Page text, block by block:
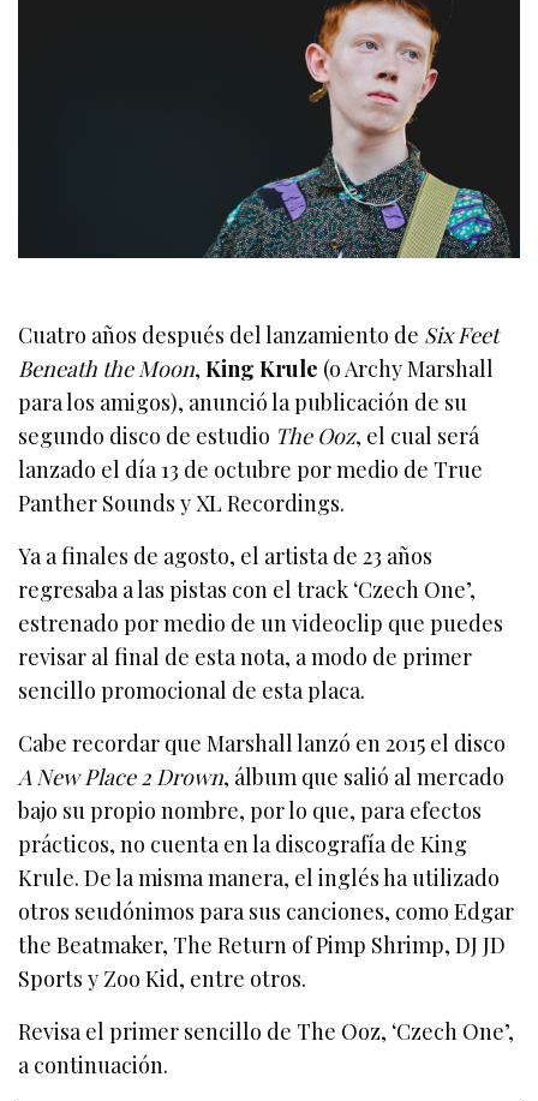
Cuatro años después del lanzamiento de Six Feet
Beneath the Moon,King Krule (o Archy Marshall
para los amigos), anunció la publicación de su
segundo disco de estudio The Ooz, el cual será
lanzado el día 13 de octubre por medio de True
Panther Sounds y XL Recordings.
Ya a finales de agosto, el artista de 23 años
regresaba a las pistas con el track ‘Czech One’,
estrenado por medio de un videoclip que puedes
revisar al final de esta nota, a modo de primer
sencillo promocional de esta placa.
Cabe recordar que Marshall lanzó en 2015 el disco
A New Place 2 Drown, álbum que salió al mercado
bajo su propio nombre, por lo que, para efectos
prácticos, no cuenta en la discografía de King
Krule. De la misma manera, el inglés ha utilizado
otros seudónimos para sus canciones, como Edgar
the Beatmaker, The Return of Pimp Shrimp, DJ JD
Sports y Zoo Kid, entre otros.
Revisa el primer sencillo de The Ooz, ‘Czech One’,
a continuación.